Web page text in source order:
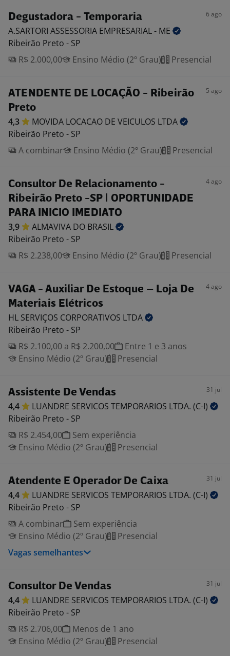
Degustadora - Temporaria 6 ago
A.SARTORI ASSESSORIA EMPRESARIAL - ME
Ribeirão Preto - SP
R$ 2.000,00
Ensino Médio (2º Grau) Presencial
ATENDENTE DE LOCAÇÃO - Ribeirão
Preto
5 ago
4,3 MOVIDA LOCACAO DE VEICULOS LTDA
Ribeirão Preto - SP
A combinar
Ensino Médio (2º Grau) Presencial
Consultor De Relacionamento -
Ribeirão Preto -SP | OPORTUNIDADE
PARA INICIO IMEDIATO
4 ago
3,9 ALMAVIVA DO BRASIL
Ribeirão Preto - SP
R$ 2.238,00
Ensino Médio (2º Grau) Presencial
VAGA - Auxiliar De Estoque – Loja De
Materiais Elétricos
4 ago
HL SERVIÇOS CORPORATIVOS LTDA
Ribeirão Preto - SP
R$ 2.100,00 a R$ 2.200,00
Entre 1 e 3 anos
Ensino Médio (2º Grau)
Presencial
Assistente De Vendas 31 jul
4,4 LUANDRE SERVICOS TEMPORARIOS LTDA. (C-I)
Ribeirão Preto - SP
R$ 2.454,00
Sem experiência
Ensino Médio (2º Grau)
Presencial
Atendente E Operador De Caixa 31 jul
4,4 LUANDRE SERVICOS TEMPORARIOS LTDA. (C-I)
Ribeirão Preto - SP
A combinar
Sem experiência
Ensino Médio (2º Grau)
Presencial
Vagas semelhantes
Consultor De Vendas 31 jul
4,4 LUANDRE SERVICOS TEMPORARIOS LTDA. (C-I)
Ribeirão Preto - SP
R$ 2.706,00
Menos de 1 ano
Ensino Médio (2º Grau)
Presencial